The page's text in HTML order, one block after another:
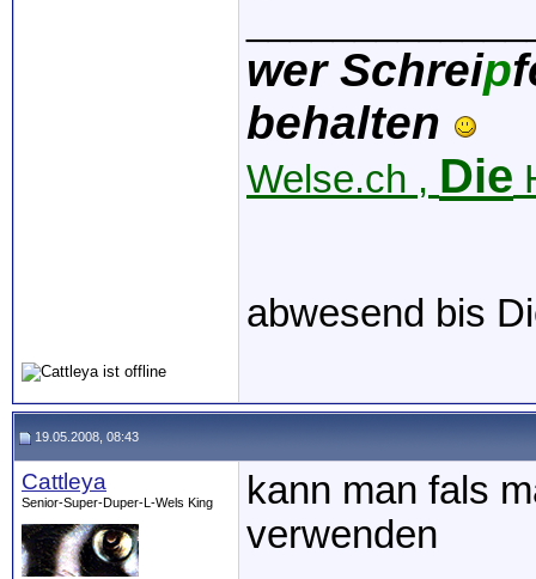
wer Schreip
behalten
Welse.ch , Die
abwesend bis
19.05.2008, 08:43
Cattleya
Senior-Super-Duper-L-Wels King
kann man fals
verwenden